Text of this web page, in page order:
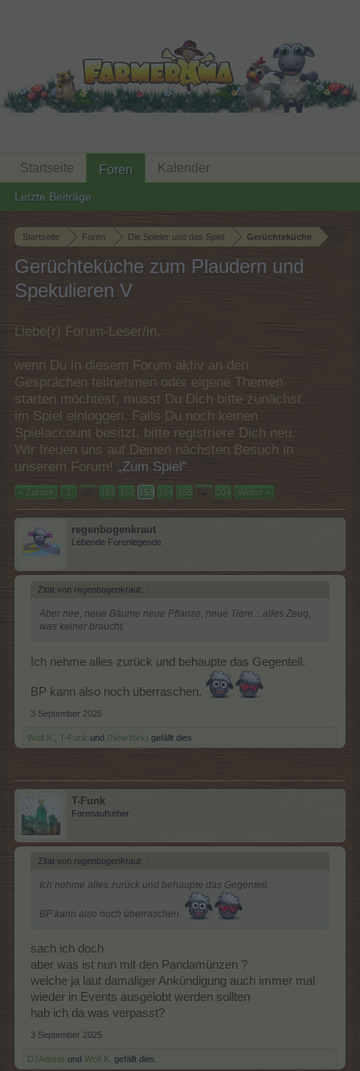
Startseite Foren Die Spieler und das Spiel Gerüchteküche
Gerüchteküche zum Plaudern und
Spekulieren V
Liebe(r) Forum-Leser/in,
wenn Du in diesem Forum aktiv an den
Gesprächen teilnehmen oder eigene Themen
starten möchtest, musst Du Dich bitte zunächst
im Spiel einloggen. Falls Du noch keinen
Spielaccount besitzt, bitte registriere Dich neu.
Wir freuen uns auf Deinen nächsten Besuch in
unserem Forum! „Zum Spiel“
< Zurück 1 ← 151 152 153 154 155 → 204 Weiter >
regenbogenkraut
Lebende Forenlegende
Zitat von regenbogenkraut: ↑
Aber nee, neue Bäume neue Pflanze, neue Tiere... alles Zeug,
was keiner braucht.
Ich nehme alles zurück und behaupte das Gegenteil.
BP kann also noch überraschen.
3 September 2025
Wolf.K. T-Funk und (NewYork) gefällt dies.
T-Funk
Forenaufseher
Zitat von regenbogenkraut: ↑
Ich nehme alles zurück und behaupte das Gegenteil.
BP kann also noch überraschen.
sach ich doch
aber was ist nun mit den Pandamünzen ?
welche ja laut damaliger Ankündigung auch immer mal
wieder in Events ausgelobt werden sollten
hab ich da was verpasst?
3 September 2025
DJAdonis und Wolf.K. gefällt dies.
Startseite Foren
Letzte Beiträge
Kalender